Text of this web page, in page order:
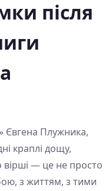
після
Євгена Плужника,
краплі дощу,
— це не просто
з життям, з тими